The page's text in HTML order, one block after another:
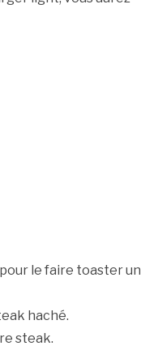
le faire toaster un
haché.
steak.